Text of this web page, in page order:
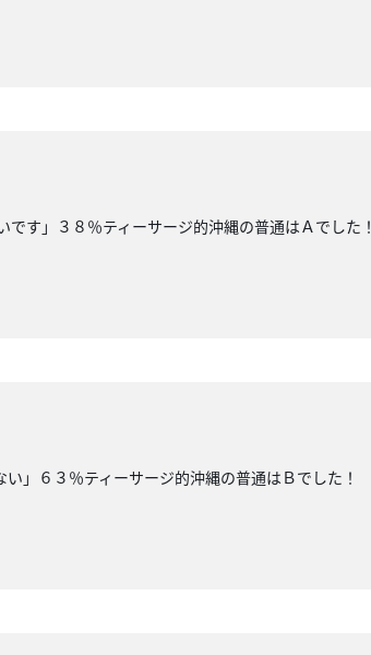
す」３８％ティーサージ的沖縄の普通はＡでした！
」６３％ティーサージ的沖縄の普通はＢでした！